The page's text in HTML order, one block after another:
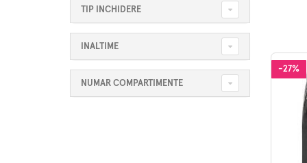
TIP INCHIDERE
INALTIME
NUMAR COMPARTIMENTE
-27%